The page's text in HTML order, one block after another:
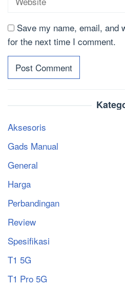
Save my name, email, and
for the next time I comment.
Aksesoris
Gads Manual
General
Harga
Perbandingan
Review
Spesifikasi
T1 5G
T1 Pro 5G